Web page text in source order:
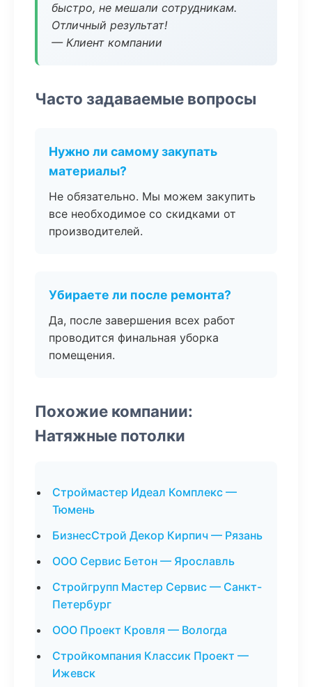
быстро, не мешали сотрудникам.
Отличный результат!
— Клиент компании
Часто задаваемые вопросы
Нужно ли самому закупать
материалы?
Не обязательно. Мы можем закупить
все необходимое со скидками от
производителей.
Убираете ли после ремонта?
Да, после завершения всех работ
проводится финальная уборка
помещения.
Похожие компании:
Натяжные потолки
Строймастер Идеал Комплекс —
Тюмень
БизнесСтрой Декор Кирпич — Рязань
ООО Сервис Бетон — Ярославль
Стройгрупп Мастер Сервис — Санкт-
Петербург
ООО Проект Кровля — Вологда
Стройкомпания Классик Проект —
Ижевск